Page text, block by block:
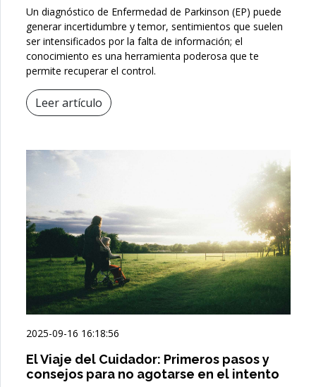
Un diagnóstico de Enfermedad de Parkinson (EP) puede
generar incertidumbre y temor, sentimientos que suelen
ser intensificados por la falta de información; el
conocimiento es una herramienta poderosa que te
permite recuperar el control.
Leer artículo
2025-09-16 16:18:56
El Viaje del Cuidador: Primeros pasos y
consejos para no agotarse en el intento